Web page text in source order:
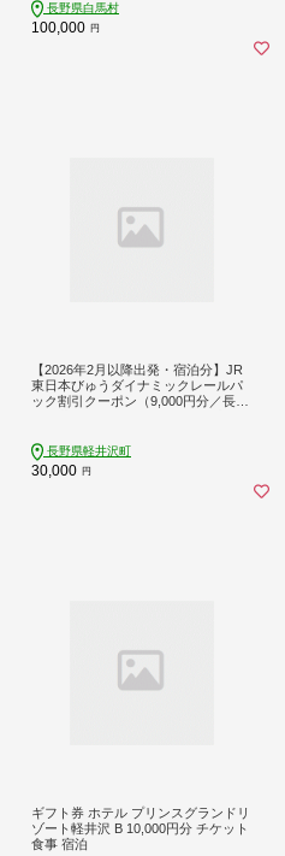
気 送料無料【K0130234】
長野県白馬村
100,000 円
【2026年2月以降出発・宿泊分】JR
東日本びゅうダイナミックレールパ
ック割引クーポン（9,000円分／長野
長野県軽井沢町
30,000 円
ギフト券 ホテル プリンスグランドリ
ゾート軽井沢 B 10,000円分 チケット
食事 宿泊